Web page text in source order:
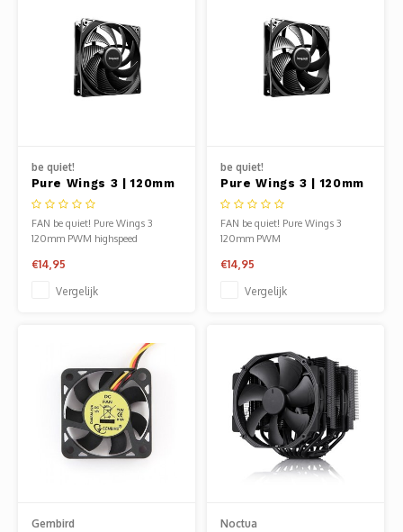
be quiet!
Pure Wings 3 | 120mm
PWM High Speed
Case Fan
FAN be quiet! Pure Wings 3
120mm PWM highspeed
€14,95
Vergelijk
be quiet!
Pure Wings 3 | 120mm
PWM Case Fan
FAN be quiet! Pure Wings 3
120mm PWM
€14,95
Vergelijk
Gembird
Noctua